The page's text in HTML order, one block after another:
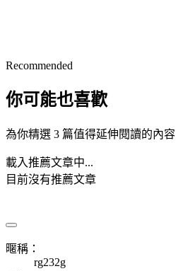
Recommended
你可能也喜歡
為你精選 3 篇值得延伸閱讀的內容
載入推薦文章中...
目前沒有推薦文章
暱稱：
rg232g